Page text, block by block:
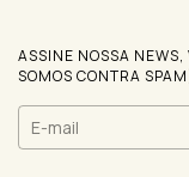
ASSINE NOSSA
SOMOS CONTRA